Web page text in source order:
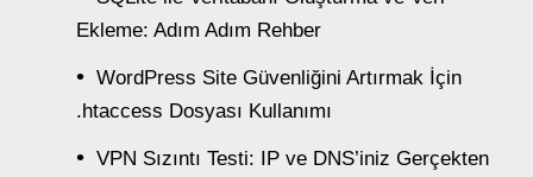
Ekleme: Adım Adım Rehber
WordPress Site Güvenliğini Artırmak İçin
.htaccess Dosyası Kullanımı
VPN Sızıntı Testi: IP ve DNS’iniz Gerçekten